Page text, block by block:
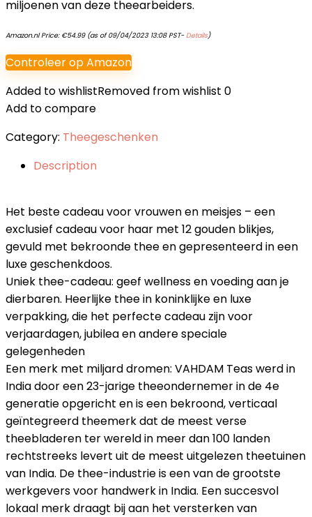
miljoenen van deze theearbeiders.
Amazon.nl Price: €54.99(as of 09/04/2023 13:08 PST- Details)
Controleer op Amazon
Added to wishlistRemoved from wishlist 0
Add to compare
Category: Theegeschenken
Description
Het beste cadeau voor vrouwen en meisjes – een
exclusief cadeau voor haar met 12 gouden blikjes,
gevuld met bekroonde thee en gepresenteerd in een
luxe geschenkdoos.
Uniek thee-cadeau: geef wellness en voeding aan je
dierbaren. Heerlijke thee in koninklijke en luxe
verpakking, die het perfecte cadeau zijn voor
verjaardagen, jubilea en andere speciale
gelegenheden
Een merk met miljard dromen: VAHDAM Teas werd in
India door een 23-jarige theeondernemer in de 4e
generatie opgericht en is een bekroond, verticaal
geïntegreerd theemerk dat de meest verse
theebladeren ter wereld in meer dan 100 landen
rechtstreeks levert uit de meest uitgelezen theetuinen
van India. De thee-industrie is een van de grootste
werkgevers voor handwerk in India. Een succesvol
lokaal merk draagt bij aan het versterken van